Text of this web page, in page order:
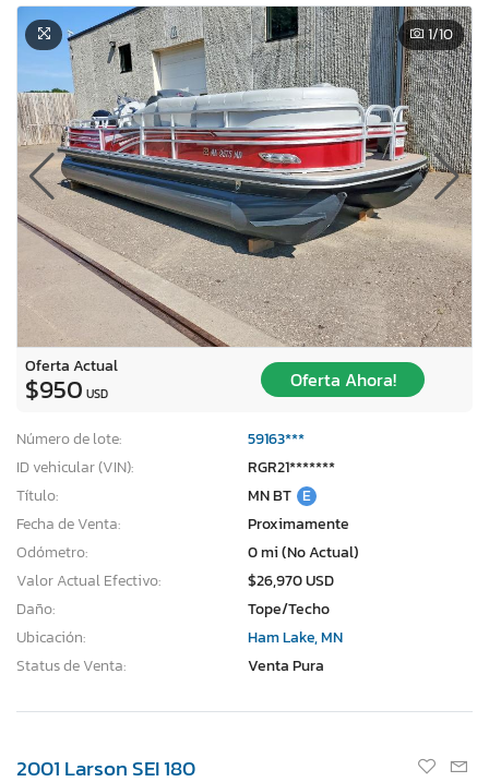
1/10
Oferta Actual
$950 USD
Oferta Ahora!
Número de lote:
59163***
ID vehicular (VIN):
RGR21*******
Título:
MN BT E
Fecha de Venta:
Proximamente
Odómetro:
0 mi (No Actual)
Valor Actual Efectivo:
$26,970 USD
Daño:
Tope/Techo
Ubicación:
Ham Lake, MN
Status de Venta:
Venta Pura
2001 Larson SEI 180
×